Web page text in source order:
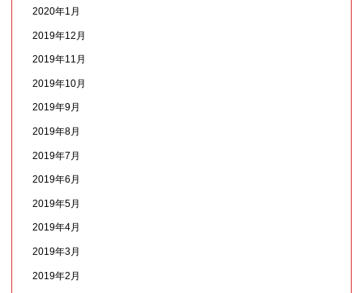
2020年1月
2019年12月
2019年11月
2019年10月
2019年9月
2019年8月
2019年7月
2019年6月
2019年5月
2019年4月
2019年3月
2019年2月